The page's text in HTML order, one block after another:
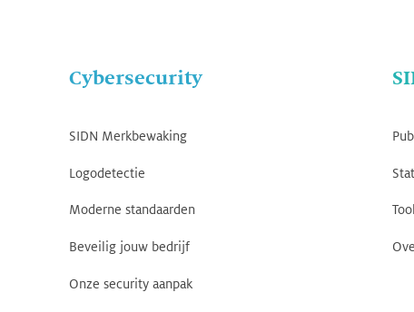
Cybersecurity
SIDN Merkbewaking
Logodetectie
Moderne standaarden
Beveilig jouw bedrijf
Onze security aanpak